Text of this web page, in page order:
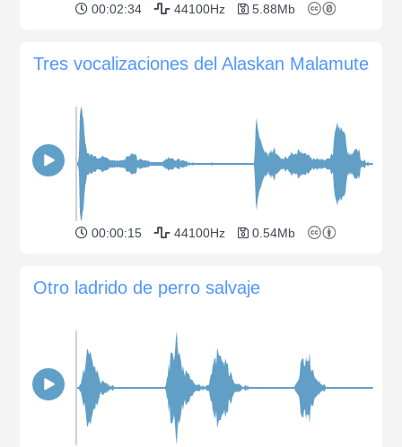
00:02:34 44100Hz 5.88Mb
Tres vocalizaciones del Alaskan Malamute
00:00:15 44100Hz 0.54Mb
Otro ladrido de perro salvaje